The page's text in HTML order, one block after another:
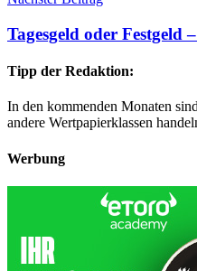
Tagesgeld oder Festgeld
Tipp der Redaktion:
In den kommenden Monaten
andere Wertpapierklassen
Werbung